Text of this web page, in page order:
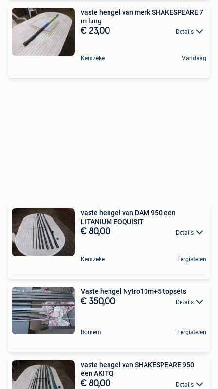
vaste hengel van merk SHAKESPEARE 7
m lang
€ 23,00 Details
Kemzeke Vandaag
vaste hengel van DAM 950 een
LITANIUM EOQUISIT
€ 80,00 Details
Kemzeke Eergisteren
Vaste hengel Nytro10m+5 topsets
€ 350,00 Details
Bornem Eergisteren
vaste hengel van SHAKESPEARE 950
een AKITQ
€ 80,00 Details